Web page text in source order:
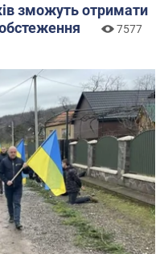
зможуть отримати
7577